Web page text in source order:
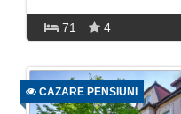
71 4
CAZARE PENSIUNI